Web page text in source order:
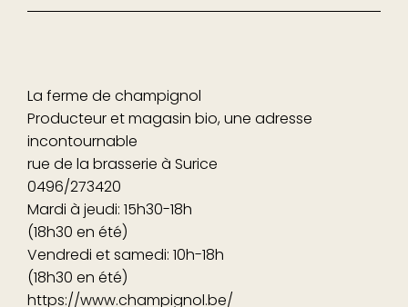
La ferme de champignol
Producteur et magasin bio, une adresse
incontournable
rue de la brasserie à Surice
0496/273420
Mardi à jeudi: 15h30-18h
(18h30 en été)
Vendredi et samedi: 10h-18h
(18h30 en été)
https://www.champignol.be/